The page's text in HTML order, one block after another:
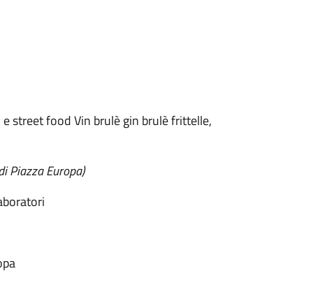
street food Vin brulè gin brulè frittelle,
Piazza Europa)